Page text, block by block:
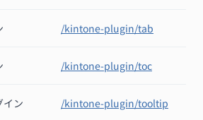
/kintone-plugin/tab
/kintone-plugin/toc
イン /kintone-plugin/tooltip